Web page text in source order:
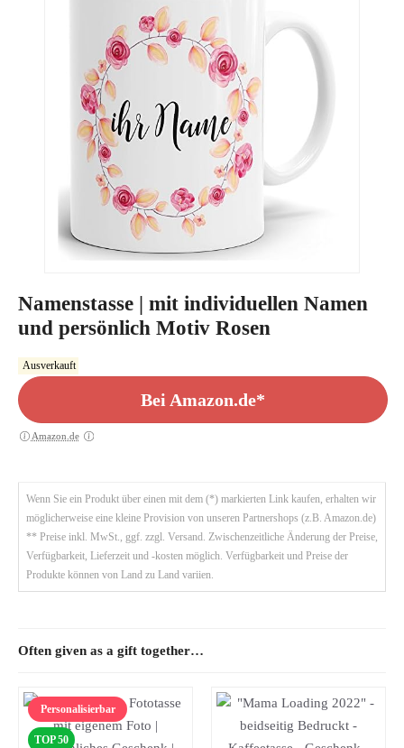
Namenstasse | mit individuellen Namen
und persönlich Motiv Rosen
Ausverkauft
Bei Amazon.de*
Amazon.de
Wenn Sie ein Produkt über einen mit dem (*) markierten Link kaufen, erhalten wir
möglicherweise eine kleine Provision von unseren Partnershops (z.B. Amazon.de)
** Preise inkl. MwSt., ggf. zzgl. Versand. Zwischenzeitliche Änderung der Preise,
Verfügbarkeit, Lieferzeit und -kosten möglich. Verfügbarkeit und Preise der
Produkte können von Land zu Land variien.
Often given as a gift together…
Personalisierbar
TOP 50